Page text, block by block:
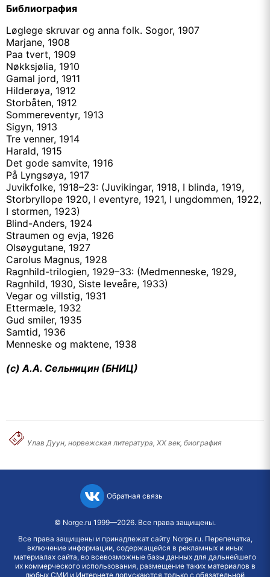
Библиография
Løglege skruvar og anna folk. Sogor, 1907
Marjane, 1908
Paa tvert, 1909
Nøkksjølia, 1910
Gamal jord, 1911
Hilderøya, 1912
Storbåten, 1912
Sommereventyr, 1913
Sigyn, 1913
Tre venner, 1914
Harald, 1915
Det gode samvite, 1916
På Lyngsøya, 1917
Juvikfolke, 1918–23: (Juvikingar, 1918, I blinda, 1919,
Storbryllope 1920, I eventyre, 1921, I ungdommen, 1922,
I stormen, 1923)
Blind-Anders, 1924
Straumen og evja, 1926
Olsøygutane, 1927
Carolus Magnus, 1928
Ragnhild-trilogien, 1929–33: (Medmenneske, 1929,
Ragnhild, 1930, Siste leveåre, 1933)
Vegar og villstig, 1931
Ettermæle, 1932
Gud smiler, 1935
Samtid, 1936
Menneske og maktene, 1938
(c) А.А. Сельницин (БНИЦ)
Улав Дуун, норвежская литература, XX век, биография
Обратная связь
© Norge.ru 1999—2026. Все права защищены.
Все права защищены и принадлежат сайту Norge.ru. Перепечатка,
включение информации, содержащейся в рекламных и иных
материалах сайта, во всевозможные базы данных для дальнейшего
их коммерческого использования, размещение таких материалов в
любых СМИ и Интернете допускаются только с обязательной